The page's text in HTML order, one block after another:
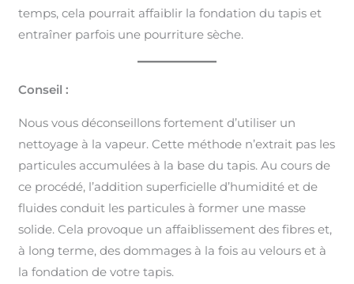
temps, cela pourrait affaiblir la fondation du tapis et
entraîner parfois une pourriture sèche.
Conseil :
Nous vous déconseillons fortement d’utiliser un
nettoyage à la vapeur. Cette méthode n’extrait pas les
particules accumulées à la base du tapis. Au cours de
ce procédé, l’addition superficielle d’humidité et de
fluides conduit les particules à former une masse
solide. Cela provoque un affaiblissement des fibres et,
à long terme, des dommages à la fois au velours et à
la fondation de votre tapis.